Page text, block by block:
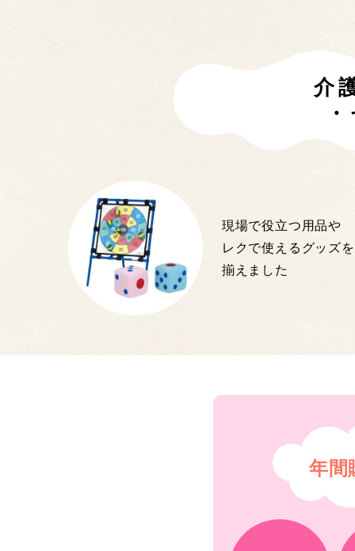
介
現場で役立つ用品や
レクで使えるグッズを
揃えました
年間